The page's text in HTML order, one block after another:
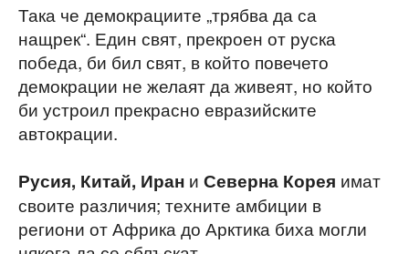
Така че демокрациите „трябва да са
нащрек“. Един свят, прекроен от руска
победа, би бил свят, в който повечето
демокрации не желаят да живеят, но който
би устроил прекрасно евразийските
автокрации.
Русия, Китай, Иран и Северна Корея имат
своите различия; техните амбиции в
региони от Африка до Арктика биха могли